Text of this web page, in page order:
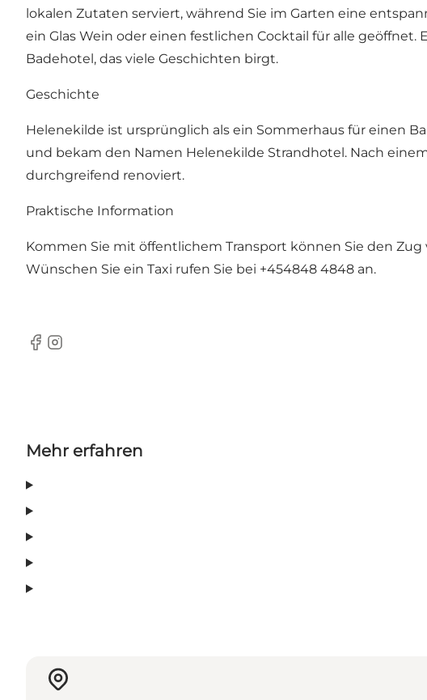
lokalen Zutaten serviert, während Sie im Garten eine
ein Glas Wein oder einen festlichen Cocktail für alle
Badehotel, das viele Geschichten birgt.
Geschichte
Helenekilde ist ursprünglich als ein Sommerhaus für einen
und bekam den Namen Helenekilde Strandhotel. Nach
durchgreifend renoviert.
Praktische Information
Kommen Sie mit öffentlichem Transport können Sie den
Wünschen Sie ein Taxi rufen Sie bei +454848 4848 an.
Facebook
Instagram
Mehr erfahren